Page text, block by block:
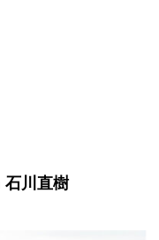
石川直樹